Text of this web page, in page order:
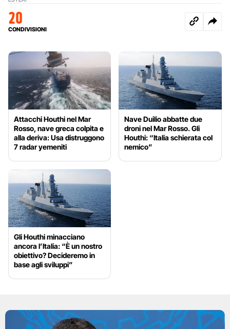
20
CONDIVISIONI
Attacchi Houthi nel Mar
Rosso, nave greca colpita e
alla deriva: Usa distruggono
7 radar yemeniti
Nave Duilio abbatte due
droni nel Mar Rosso. Gli
Houthi: “Italia schierata col
nemico”
Gli Houthi minacciano
ancora l’Italia: “È un nostro
obiettivo? Decideremo in
base agli sviluppi”